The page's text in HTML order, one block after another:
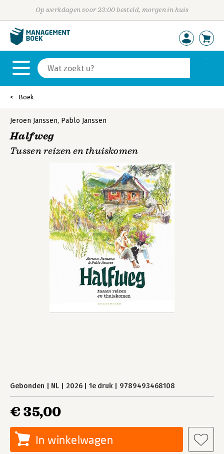
Op werkdagen voor 23:00 besteld, morgen in huis
Boek
Jeroen Janssen, Pablo Janssen
Halfweg
Tussen reizen en thuiskomen
Gebonden NL 2026 1e druk 9789493468108
€ 35,00
In winkelwagen